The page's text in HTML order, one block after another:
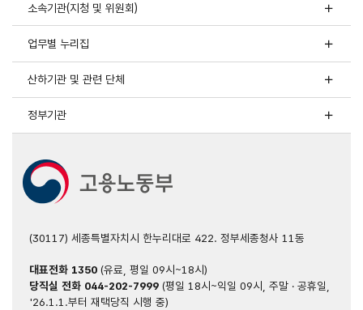
소속기관(지청 및 위원회)
업무별 누리집
산하기관 및 관련 단체
정부기관
(30117) 세종특별자치시 한누리대로 422. 정부세종청사 11동
대표전화 1350(유료, 평일 09시~18시)
당직실 전화 044-202-7999(평일 18시~익일 09시, 주말 · 공휴일,
'26.1.1.부터 재택당직 시행 중)